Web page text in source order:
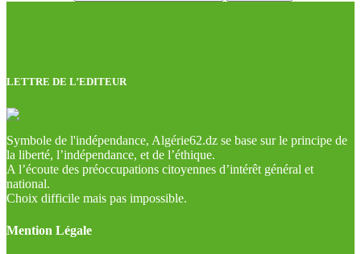
LETTRE DE L’EDITEUR
Symbole de l'indépendance, Algérie62.dz se base sur le principe de
la liberté, l’indépendance, et de l’éthique.
A l’écoute des préoccupations citoyennes d’intérêt général et
national.
Choix difficile mais pas impossible.
Mention Légale